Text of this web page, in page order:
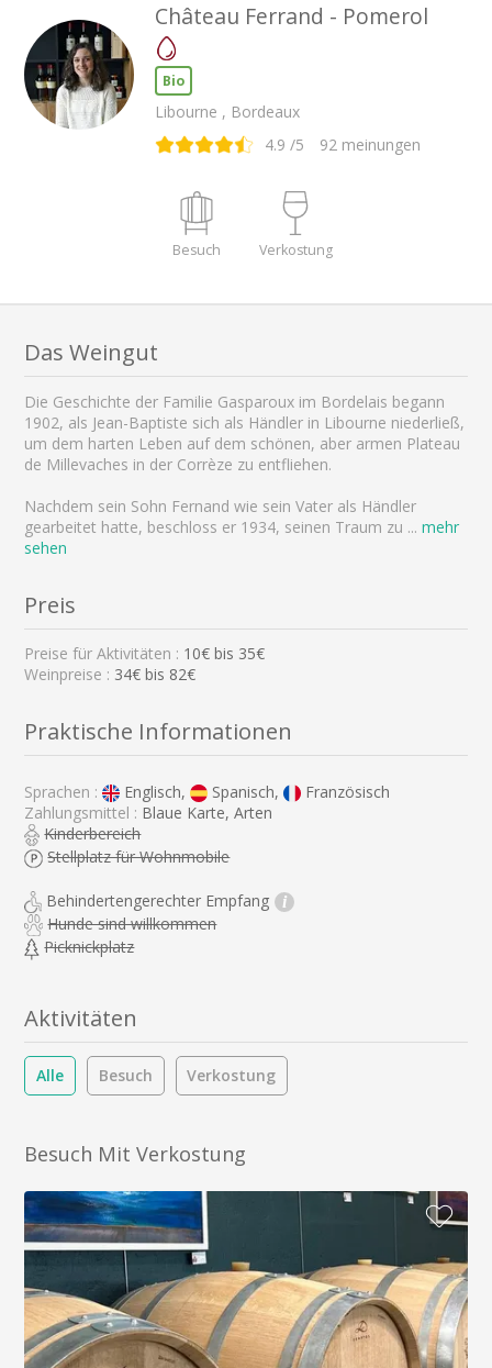
Château Ferrand - Pomerol
Bio
Libourne , Bordeaux
4.9 /5 92 meinungen
Besuch Verkostung
Das Weingut
Die Geschichte der Familie Gasparoux im Bordelais begann
1902, als Jean-Baptiste sich als Händler in Libourne niederließ,
um dem harten Leben auf dem schönen, aber armen Plateau
de Millevaches in der Corrèze zu entfliehen.
Nachdem sein Sohn Fernand wie sein Vater als Händler
gearbeitet hatte, beschloss er 1934, seinen Traum zu ... mehr
sehen
Preis
Preise für Aktivitäten : 10€ bis 35€
Weinpreise : 34€ bis 82€
Praktische Informationen
Sprachen : Englisch, Spanisch,
Französisch
Zahlungsmittel : Blaue Karte, Arten
Kinderbereich
Stellplatz für Wohnmobile
Behindertengerechter Empfang i
Hunde sind willkommen
Picknickplatz
Aktivitäten
Alle Besuch Verkostung
Besuch Mit Verkostung